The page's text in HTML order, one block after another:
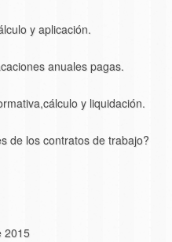
y aplicación.
anuales pagas.
y liquidación.
de los contratos de trabajo?
2015